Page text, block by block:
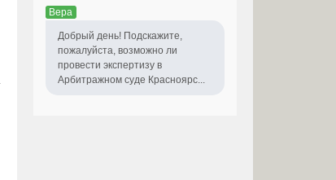
Вера
Добрый день! Подскажите,
пожалуйста, возможно ли
провести экспертизу в
Арбитражном суде Красноярс...